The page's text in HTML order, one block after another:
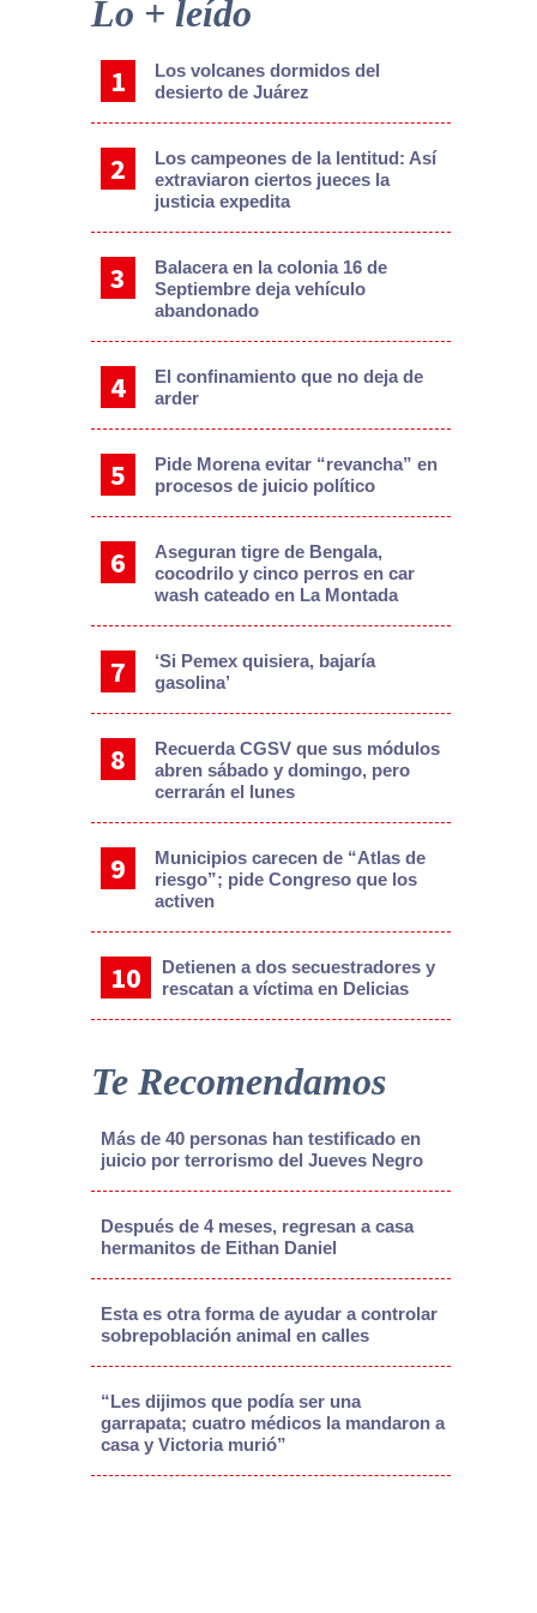
Lo + leído
Los volcanes dormidos del
desierto de Juárez
Los campeones de la lentitud: Así
extraviaron ciertos jueces la
justicia expedita
Balacera en la colonia 16 de
Septiembre deja vehículo
abandonado
El confinamiento que no deja de
arder
Pide Morena evitar “revancha” en
procesos de juicio político
Aseguran tigre de Bengala,
cocodrilo y cinco perros en car
wash cateado en La Montada
‘Si Pemex quisiera, bajaría
gasolina’
Recuerda CGSV que sus módulos
abren sábado y domingo, pero
cerrarán el lunes
Municipios carecen de “Atlas de
riesgo”; pide Congreso que los
activen
Detienen a dos secuestradores y
rescatan a víctima en Delicias
Te Recomendamos
Más de 40 personas han testificado en
juicio por terrorismo del Jueves Negro
Después de 4 meses, regresan a casa
hermanitos de Eithan Daniel
Esta es otra forma de ayudar a controlar
sobrepoblación animal en calles
“Les dijimos que podía ser una
garrapata; cuatro médicos la mandaron a
casa y Victoria murió”